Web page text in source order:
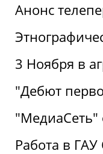
Анонс
3 Ноября в
"Дебют
"МедиаСеть"
Работа в